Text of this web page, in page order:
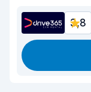
3,8